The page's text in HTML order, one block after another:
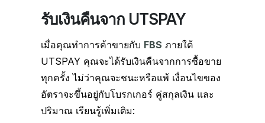
รับเงินคืนจาก UTSPAY
เมื่อคุณทำการค้าขายกับ FBS ภายใต้
UTSPAY คุณจะได้รับเงินคืนจากการซื้อขาย
ทุกครั้ง ไม่ว่าคุณจะชนะหรือแพ้ เงื่อนไขของ
อัตราจะขึ้นอยู่กับโบรกเกอร์ คู่สกุลเงิน และ
ปริมาณ เรียนรู้เพิ่มเติม: